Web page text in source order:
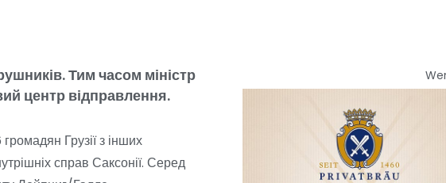
Тим часом міністр
центр відправлення.
Грузії з інших
справ Саксонії. Серед